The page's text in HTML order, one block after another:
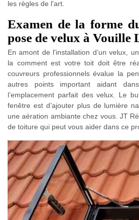
les règles de l'art.
Examen de la forme
pose de velux à Vouille
En amont de l'installation d’un velux,
la comment est votre toit doit être
couvreurs professionnels évalue la
autres points important aidant
l’emplacement parfait des velux. Le
fenêtre est d’ajouter plus de lumière
une aération ambiante chez vous. JT
de toiture qui peut vous aider dans ce